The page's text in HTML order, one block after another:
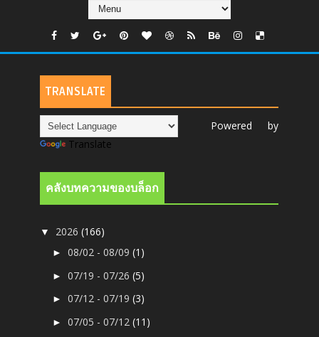
TRANSLATE
Powered by
Translate
คลังบทความของบล็อก
▼ 2026(166)
►08/02 - 08/09(1)
►07/19 - 07/26(5)
►07/12 - 07/19(3)
►07/05 - 07/12(11)